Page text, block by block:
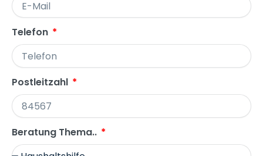
Telefon
Postleitzahl
Beratung Thema..